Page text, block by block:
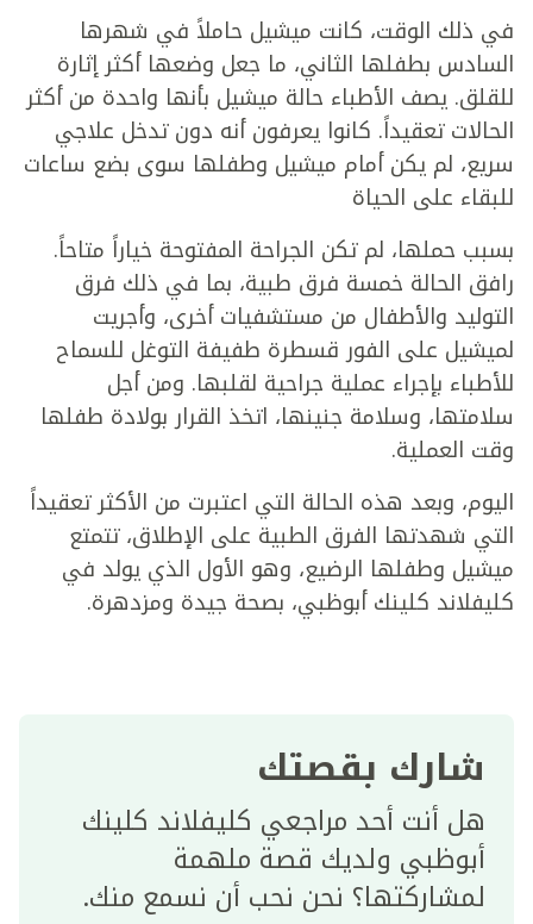
في ذلك الوقت، كانت ميشيل حاملاً في شهرها
السادس بطفلها الثاني، ما جعل وضعها أكثر إثارة
للقلق. يصف الأطباء حالة ميشيل بأنها واحدة من أكثر
الحالات تعقيداً. كانوا يعرفون أنه دون تدخل علاجي
سريع، لم يكن أمام ميشيل وطفلها سوى بضع ساعات
للبقاء على الحياة
بسبب حملها، لم تكن الجراحة المفتوحة خياراً متاحاً.
رافق الحالة خمسة فرق طبية، بما في ذلك فرق
التوليد والأطفال من مستشفيات أخرى، وأجريت
لميشيل على الفور قسطرة طفيفة التوغل للسماح
للأطباء بإجراء عملية جراحية لقلبها. ومن أجل
سلامتها، وسلامة جنينها، اتخذ القرار بولادة طفلها
وقت العملية.
اليوم، وبعد هذه الحالة التي اعتبرت من الأكثر تعقيداً
التي شهدتها الفرق الطبية على الإطلاق، تتمتع
ميشيل وطفلها الرضيع، وهو الأول الذي يولد في
كليفلاند كلينك أبوظبي، بصحة جيدة ومزدهرة.
شارك بقصتك
هل أنت أحد مراجعي كليفلاند كلينك
أبوظبي ولديك قصة ملهمة
لمشاركتها؟ نحن نحب أن نسمع منك.